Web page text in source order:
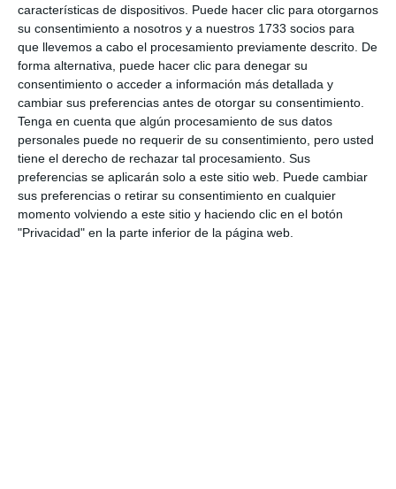
características de dispositivos. Puede hacer clic para otorgarnos
su consentimiento a nosotros y a nuestros 1733 socios para
que llevemos a cabo el procesamiento previamente descrito. De
forma alternativa, puede hacer clic para denegar su
consentimiento o acceder a información más detallada y
cambiar sus preferencias antes de otorgar su consentimiento.
Tenga en cuenta que algún procesamiento de sus datos
personales puede no requerir de su consentimiento, pero usted
tiene el derecho de rechazar tal procesamiento. Sus
preferencias se aplicarán solo a este sitio web. Puede cambiar
sus preferencias o retirar su consentimiento en cualquier
momento volviendo a este sitio y haciendo clic en el botón
"Privacidad" en la parte inferior de la página web.